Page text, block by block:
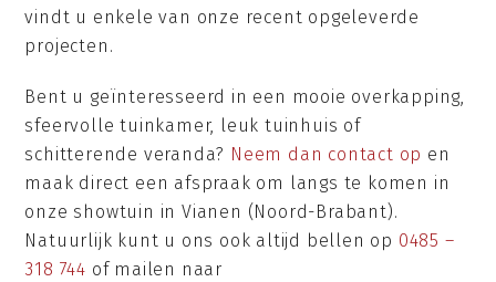
vindt u enkele van onze recent opgeleverde
projecten.
Bent u geïnteresseerd in een mooie overkapping,
sfeervolle tuinkamer, leuk tuinhuis of
schitterende veranda? Neem dan contact op en
maak direct een afspraak om langs te komen in
onze showtuin in Vianen (Noord-Brabant).
Natuurlijk kunt u ons ook altijd bellen op 0485 –
318 744 of mailen naar